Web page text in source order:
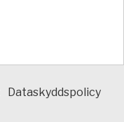
Dataskyddspolicy